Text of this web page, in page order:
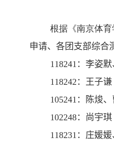
根据《南京体
申请、 各团支部综合
118241 ： 李姿默
118242 ： 王子谦
105241 ： 陈焌、
102248： 尚宇琪
118231 ： 庄媛媛